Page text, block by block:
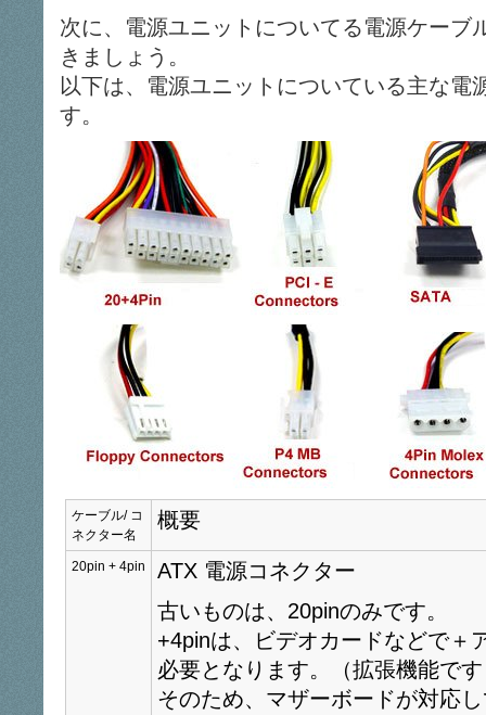
次に、電源ユニットについてる電源ケーブ
きましょう。
以下は、電源ユニットについている主な電
す。
ケーブル/ コ
ネクター名
概要
20pin + 4pin
ATX 電源コネクター
古いものは、20pinのみです。
+4pinは、ビデオカードなどで＋
必要となります。（拡張機能で
そのため、マザーボードが対応